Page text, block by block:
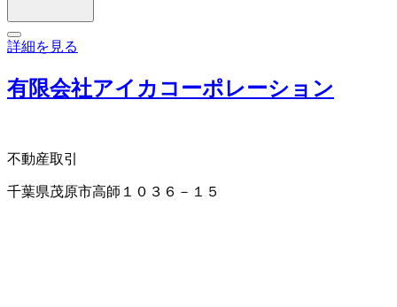
詳細を見る
有限会社アイカコーポレーション
不動産取引
千葉県茂原市高師１０３６－１５